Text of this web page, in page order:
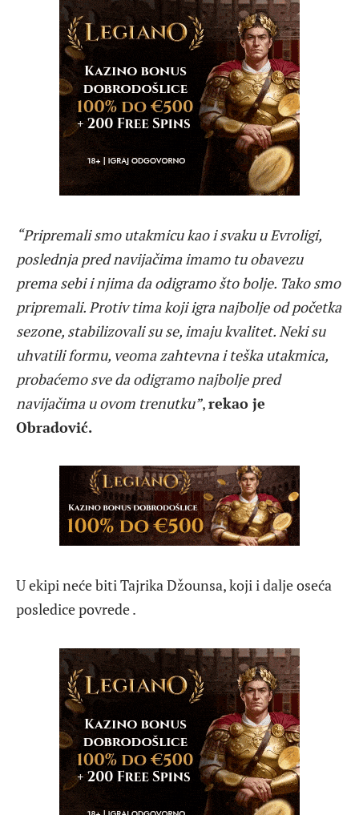
“Pripremali smo utakmicu kao i svaku u Evroligi,
poslednja pred navijačima imamo tu obavezu
prema sebi i njima da odigramo što bolje. Tako smo
pripremali. Protiv tima koji igra najbolje od početka
sezone, stabilizovali su se, imaju kvalitet. Neki su
uhvatili formu, veoma zahtevna i teška utakmica,
probaćemo sve da odigramo najbolje pred
navijačima u ovom trenutku”,rekao je
Obradović.
U ekipi neće biti Tajrika Džounsa, koji i dalje oseća
posledice povrede .